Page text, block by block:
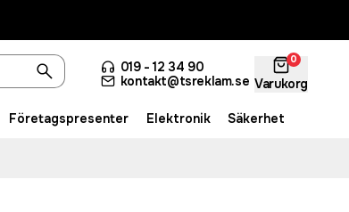
019 - 12 34 90
kontakt@tsreklam.se
0
Varukorg
Företagspresenter Elektronik Säkerhet